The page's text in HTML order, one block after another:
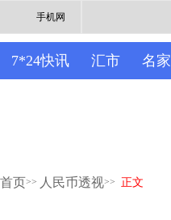
手机网
7*24快讯 汇市 名家
首页>> 人民币透视>> 正文